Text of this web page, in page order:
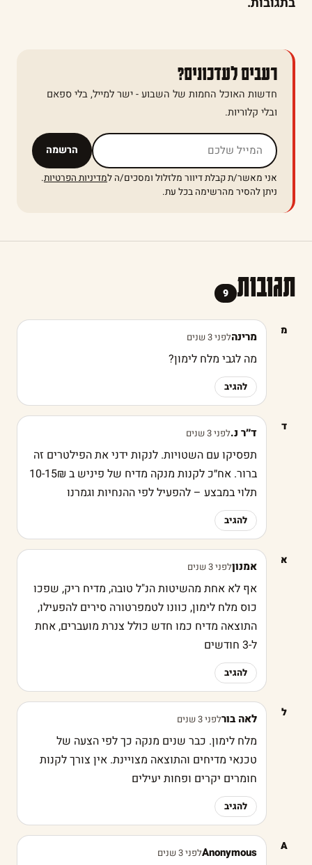
רעבים לעדכונים?
חדשות האוכל החמות של השבוע - ישר למייל, בלי ספאם
ובלי קלוריות.
הרשמה אל תמלאו שדה זה
אני מאשר/ת קבלת דיוור מלזלול ומסכים/ה למדיניות הפרטיות.
ניתן להסיר מהרשימה בכל עת.
תגובות 9
מ מרינהלפני 3 שנים
מה לגבי מלח לימון?
להגיב
ד ד״ר נ.לפני 3 שנים
תפסיקו עם השטויות. לנקות ידני את הפילטרים זה
ברור. אח״כ לקנות מנקה מדיח של פיניש ב 10-15₪
תלוי במבצע – להפעיל לפי ההנחיות וגמרנו
להגיב
א אמנוןלפני 3 שנים
אף לא אחת מהשיטות הנ"ל טובה, מדיח ריק, שפכו
כוס מלח לימון, כוונו לטמפרטורה סירים להפעילו,
התוצאה מדיח כמו חדש כולל צנרת מועברים, אחת
ל-3 חודשים
להגיב
ל לאה בורלפני 3 שנים
מלח לימון. כבר שנים מנקה כך לפי הצעה של
טכנאי מדיחים והתוצאה מצויינת. אין צורך לקנות
חומרים יקרים ופחות יעילים
להגיב
A
Anonymousלפני 3 שנים